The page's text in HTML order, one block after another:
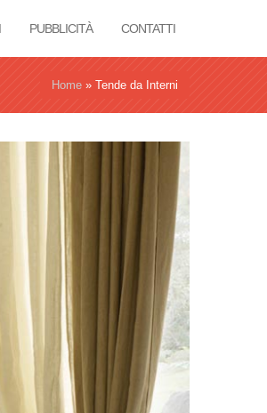
PUBBLICITÀ CONTATTI
Home » Tende da Interni